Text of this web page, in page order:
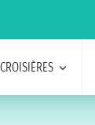
CROISIÈRES